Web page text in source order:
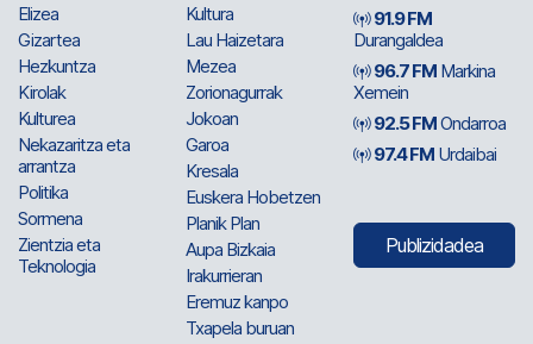
Elizea
Gizartea
Hezkuntza
Kirolak
Kulturea
Nekazaritza eta
arrantza
Politika
Sormena
Zientzia eta
Teknologia
Kultura
Lau Haizetara
Mezea
Zorionagurrak
Jokoan
Garoa
Kresala
Euskera Hobetzen
Planik Plan
Aupa Bizkaia
Irakurrieran
Eremuz kanpo
Txapela buruan
91.9 FM
Durangaldea
96.7 FM Markina
Xemein
92.5 FMOndarroa
97.4 FM Urdaibai
Publizidadea